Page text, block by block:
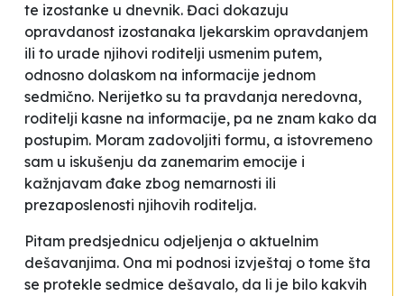
te izostanke u dnevnik. Đaci dokazuju
opravdanost izostanaka ljekarskim opravdanjem
ili to urade njihovi roditelji usmenim putem,
odnosno dolaskom na informacije jednom
sedmično. Nerijetko su ta pravdanja neredovna,
roditelji kasne na informacije, pa ne znam kako da
postupim. Moram zadovoljiti formu, a istovremeno
sam u iskušenju da zanemarim emocije i
kažnjavam đake zbog nemarnosti ili
prezaposlenosti njihovih roditelja.
Pitam predsjednicu odjeljenja o aktuelnim
dešavanjima. Ona mi podnosi izvještaj o tome šta
se protekle sedmice dešavalo, da li je bilo kakvih